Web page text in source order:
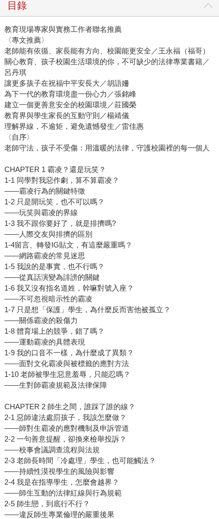
目錄
教育現場專家與實務工作者聯名推薦
〈專文推薦〉
老師能有依循、家長能有方向、校園能更安全／王永福（福哥）
關心教育、孩子校園生活環境的你，不可缺少的法律專業書籍／
呂丹琪
讓更多孩子在祝福中平安長大／胡語姍
為下一代的教育環境盡一份心力／張銘峰
建立一個更善意安全的校園環境／莊國榮
教育界與學生家長的互動守則／楊靖儀
理解界線，不逾矩，避免遺憾發生／雷佳惠
〈自序〉
老師守法，孩子不受傷：用溫暖的法律，守護校園裡的每一個人
CHAPTER 1 霸凌？還是玩笑？
1-1 同學對我惡作劇，算不算霸凌？
——霸凌行為的關鍵特徵
1-2 只是開玩笑，也不可以嗎？
——玩笑與霸凌的界線
1-3 我不跟你要好了，就是排擠嗎?
——人際交友與排擠的區別
1-4留言、轉發IG貼文，有這麼嚴重嗎？
——網路霸凌的常見迷思
1-5 我說的是事實，也不行嗎？
——從真話演變為誹謗的關鍵
1-6 我又沒有指名道姓，幹嘛對號入座？
——不可忽視暗示性的霸凌
1-7 只是想「保護」學生，為什麼反而害他被孤立？
——關係霸凌的殺傷力
1-8 體育場上的競爭，錯了嗎？
——運動霸凌的具體表現
1-9 我的口音不一樣，為什麼成了異類？
——面對文化霸凌與被標籤的應對方法
1-10 老師被學生惡意羞辱，只能忍嗎？
——生對師霸凌規範及法律保障
CHAPTER 2 師生之間，誰踩了誰的線？
2-1 惡師違法處罰孩子，我該怎麼做？
——師對生霸凌的應對機制及申訴管道
2-2 一句善意提醒，卻換來檢舉投訴？
——校事會議調查流程與法規
2-3 老師長時間「冷處理」學生，也可能觸法？
——持續性漠視學生的風險與影響
2-4 我是在指導學生，怎麼會越界？
——師生互動的法律紅線與行為規範
2-5 師生戀，到底行不行？
——違反師生專業倫理的嚴重後果